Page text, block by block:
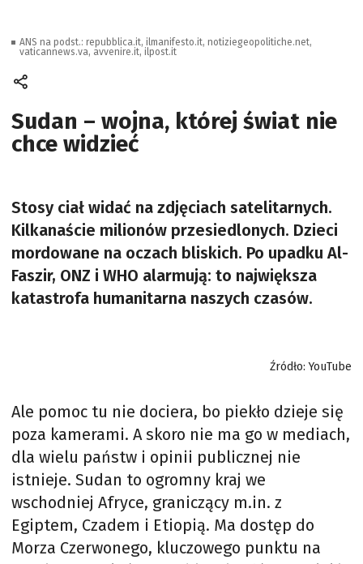
Sudan – wojna, której świat nie
chce widzieć
Stosy ciał widać na zdjęciach satelitarnych.
Kilkanaście milionów przesiedlonych. Dzieci
mordowane na oczach bliskich. Po upadku Al-
Faszir, ONZ i WHO alarmują: to największa
katastrofa humanitarna naszych czasów.
Źródło: YouTube
Ale pomoc tu nie dociera, bo piekło dzieje się
poza kamerami. A skoro nie ma go w mediach,
dla wielu państw i opinii publicznej nie
istnieje. Sudan to ogromny kraj we
wschodniej Afryce, graniczący m.in. z
Egiptem, Czadem i Etiopią. Ma dostęp do
Morza Czerwonego, kluczowego punktu na
ANS na podst.: repubblica.it, ilmanifesto.it, notiziegeopolitiche.net,
vaticannews.va, avvenire.it, ilpost.it